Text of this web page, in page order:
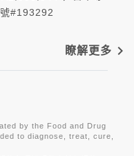
#193292
瞭解更多 navigate_next
by the Food and Drug
to diagnose, treat, cure,